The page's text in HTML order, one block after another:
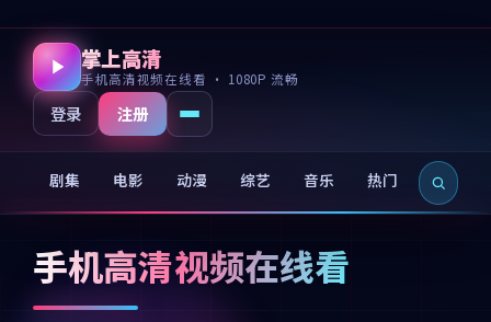
掌上高清
手机高清视频在线看 · 1080P 流畅
登录 注册
剧集 电影 动漫 综艺 音乐 热门 新片
手机高清视频在线看